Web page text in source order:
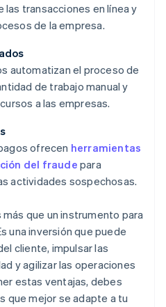
transacciones en línea y
de la empresa.
automatizan el proceso de
de trabajo manual y
a las empresas.
ofrecen herramientas
del fraude para
actividades sospechosas.
que un instrumento para
una inversión que puede
cliente, impulsar las
y agilizar las operaciones
estas ventajas, debes
que mejor se adapte a tu